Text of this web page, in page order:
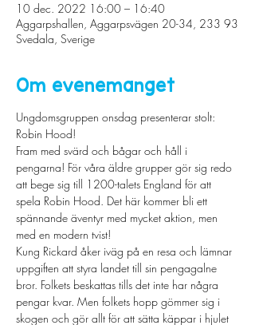
10 dec. 2022 16:00 – 16:40
Aggarpshallen, Aggarpsvägen 20-34, 233 93
Svedala, Sverige
Om evenemanget
Ungdomsgruppen onsdag presenterar stolt:
Robin Hood!
Fram med svärd och bågar och håll i
pengarna! För våra äldre grupper gör sig redo
att bege sig till 1200-talets England för att
spela Robin Hood. Det här kommer bli ett
spännande äventyr med mycket aktion, men
med en modern tvist!
Kung Rickard åker iväg på en resa och lämnar
uppgiften att styra landet till sin pengagalne
bror. Folkets beskattas tills det inte har några
pengar kvar. Men folkets hopp gömmer sig i
skogen och gör allt för att sätta käppar i hjulet